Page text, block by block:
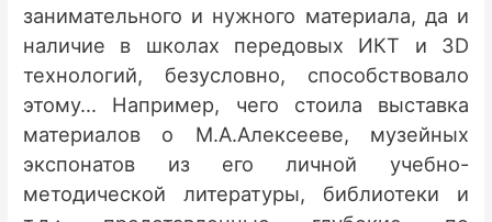
занимательного и нужного материала, да и
наличие в школах передовых ИКТ и 3D
технологий, безусловно, способствовало
этому… Например, чего стоила выставка
материалов о М.А.Алексееве, музейных
экспонатов из его личной учебно-
методической литературы, библиотеки и